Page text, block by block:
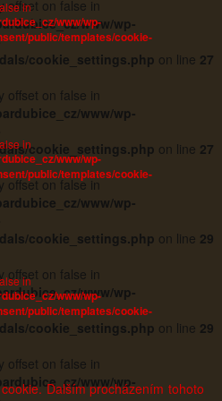
in
www/wp-
public/templates/cookie-
in
www/wp-
public/templates/cookie-
in
www/wp-
public/templates/cookie-
Dalším procházením tohoto
offset on false in
www/wp-
cookie_settings.php on line 27
offset on false in
www/wp-
cookie_settings.php on line 27
offset on false in
www/wp-
cookie_settings.php on line 29
offset on false in
www/wp-
cookie_settings.php on line 29
offset on false in
www/wp-